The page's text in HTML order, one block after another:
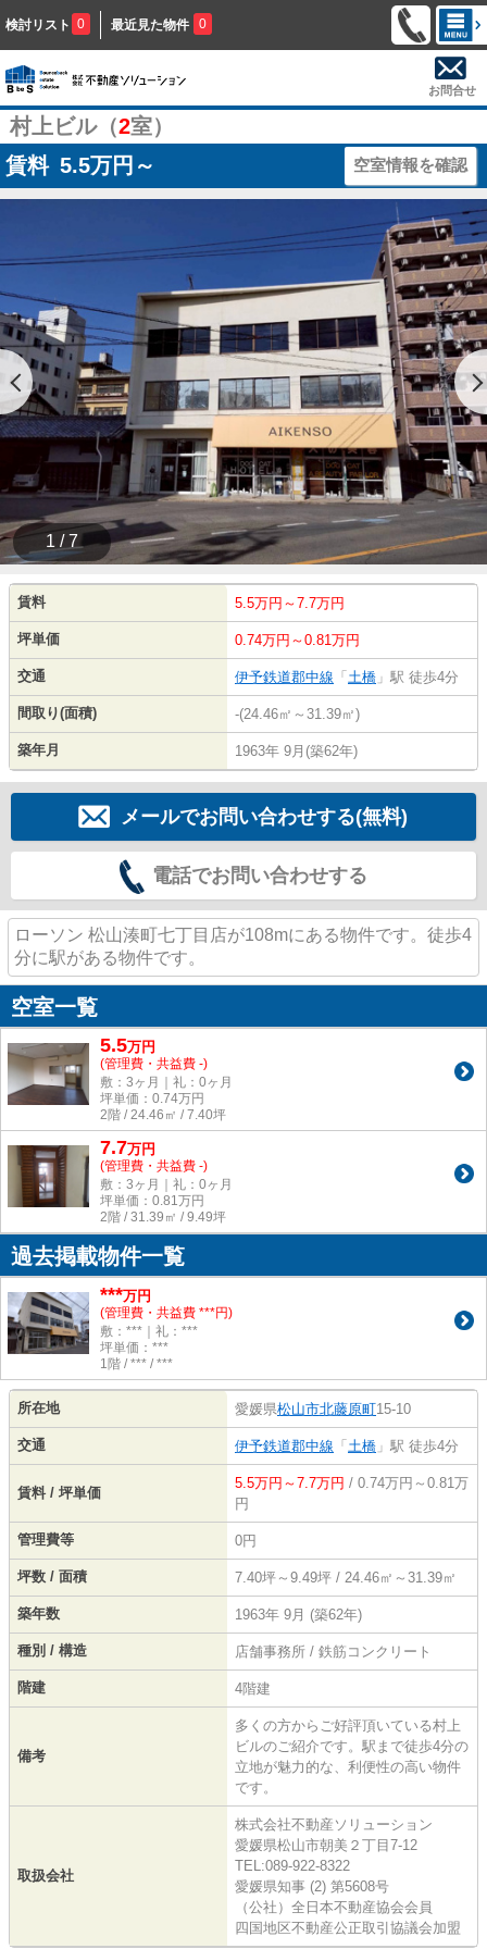
検討リスト 0 最近見た物件 0
お問合せ
村上ビル（2室）
賃料 5.5万円～ 空室情報を確認
1 / 7
賃料 5.5万円～7.7万円
坪単価 0.74万円～0.81万円
交通 伊予鉄道郡中線 「 土橋 」駅 徒歩4分
間取り(面積) -(24.46㎡～31.39㎡)
築年月 1963年 9月(築62年)
メールでお問い合わせする(無料)
電話でお問い合わせする
ローソン 松山湊町七丁目店が108mにある物件です。徒歩4
分に駅がある物件です。
空室一覧
5.5万円
(管理費・共益費 -)
敷：3ヶ月｜礼：0ヶ月
坪単価： 0.74万円
2階 / 24.46㎡ / 7.40坪
7.7万円
(管理費・共益費 -)
敷：3ヶ月｜礼：0ヶ月
坪単価： 0.81万円
2階 / 31.39㎡ / 9.49坪
過去掲載物件一覧
***万円
(管理費・共益費 ***円)
敷：***｜礼：***
坪単価：***
1階 / *** / ***
所在地 愛媛県松山市北藤原町15-10
交通 伊予鉄道郡中線 「 土橋 」駅 徒歩4分
賃料 / 坪単価
5.5万円～7.7万円 / 0.74万円～0.81万
円
管理費等 0円
坪数 / 面積 7.40坪～9.49坪 / 24.46㎡～31.39㎡
築年数 1963年 9月 (築62年)
種別 / 構造 店舗事務所 / 鉄筋コンクリート
階建 4階建
備考
多くの方からご好評頂いている村上
ビルのご紹介です。駅まで徒歩4分の
立地が魅力的な、利便性の高い物件
です。
取扱会社
株式会社不動産ソリューション
愛媛県松山市朝美２丁目7-12
TEL:089-922-8322
愛媛県知事 (2) 第5608号
（公社）全日本不動産協会会員
四国地区不動産公正取引協議会加盟